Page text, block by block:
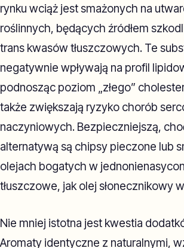
rynku wciąż jest smażonych na
roślinnych, będących źródłem
trans kwasów tłuszczowych. Te
negatywnie wpływają na profil
podnosząc poziom „złego”
także zwiększają ryzyko chorób
naczyniowych. Bezpieczniejszą,
alternatywą są chipsy pieczone lub
olejach bogatych w
tłuszczowe, jak olej słonecznikowy
Nie mniej istotna jest kwestia
Aromaty identyczne z naturalnymi,